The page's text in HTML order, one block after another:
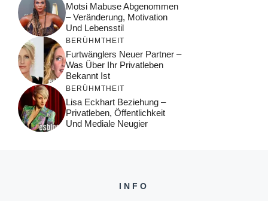
Motsi Mabuse Abgenommen
– Veränderung, Motivation
Und Lebensstil
BERÜHMTHEIT
Furtwänglers Neuer Partner –
Was Über Ihr Privatleben
Bekannt Ist
BERÜHMTHEIT
Lisa Eckhart Beziehung –
Privatleben, Öffentlichkeit
Und Mediale Neugier
INFO